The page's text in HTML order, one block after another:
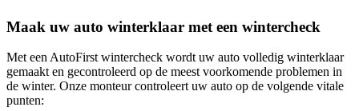
Maak uw auto winterklaar met een wintercheck
Met een AutoFirst wintercheck wordt uw auto volledig winterklaar
gemaakt en gecontroleerd op de meest voorkomende problemen in
de winter. Onze monteur controleert uw auto op de volgende vitale
punten: